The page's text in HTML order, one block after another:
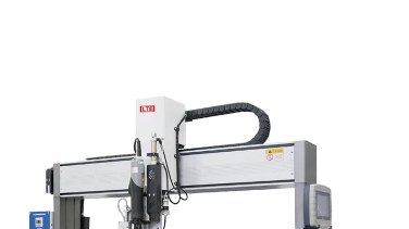
點膠控制器
KK關東化成潤滑油